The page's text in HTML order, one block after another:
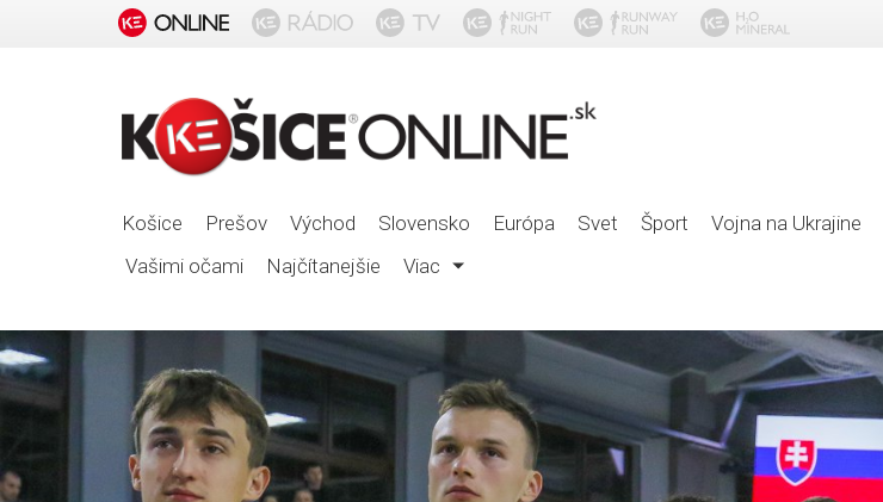
Košice Prešov Východ Slovensko Európa Svet Šport Vojna na Ukrajine
Vašimi očami
Najčítanejšie Viac